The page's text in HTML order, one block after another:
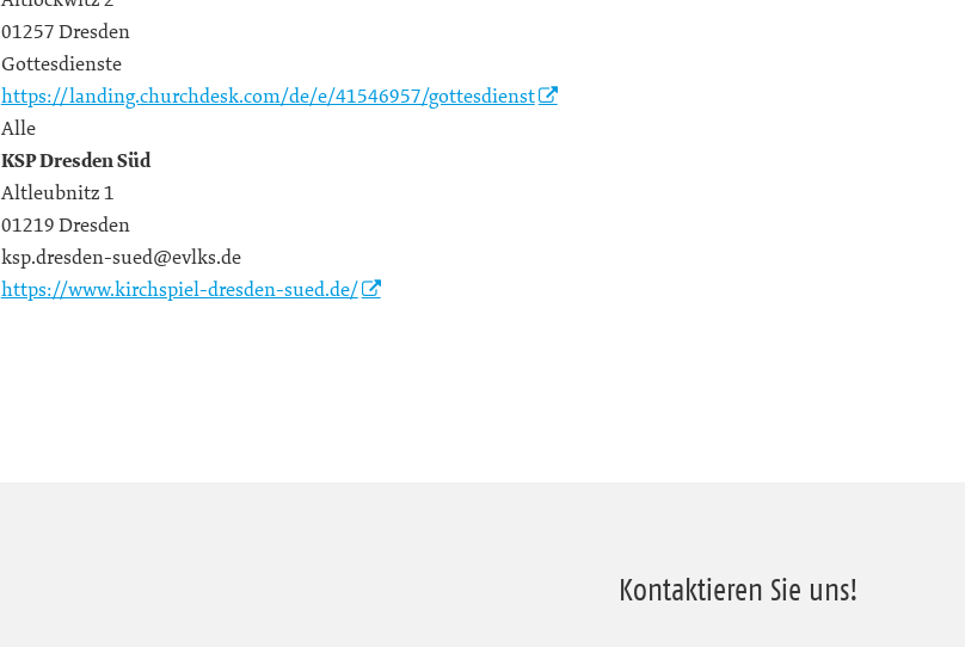
01257 Dresden
Gottesdienste
https://landing.churchdesk.com/de/e/41546957/gottesdienst
Alle
KSP Dresden Süd
Altleubnitz 1
01219 Dresden
ksp.dresden-sued@evlks.de
https://www.kirchspiel-dresden-sued.de/
Kontaktieren Sie uns!